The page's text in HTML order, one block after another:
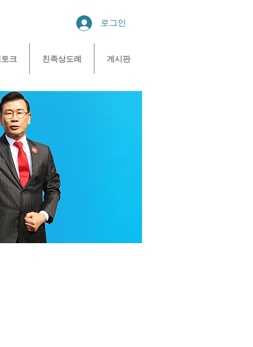
로그인
크 친족상도례 게시판